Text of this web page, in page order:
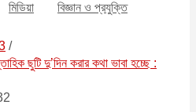
মিডিয়া বিজ্ঞান ও প্রযুক্তি
ছুটি দু’দিন করার কথা ভাবা হচ্ছে :